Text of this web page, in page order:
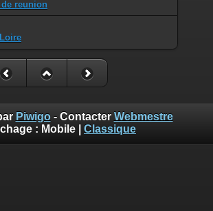
reunion
Piwigo- Contacter Webmestre
: Mobile Classique